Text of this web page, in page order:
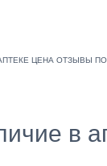
в